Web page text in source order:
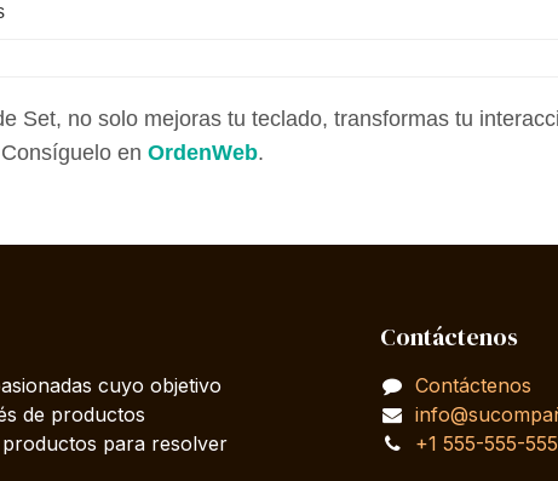
Set, no solo mejoras tu teclado, transformas tu
Consíguelo en OrdenWeb.
cuyo objetivo
de productos
para resolver
Contáctenos
Contáctenos
+1 555-555-